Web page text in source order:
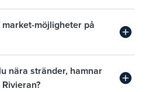
möjligheter på
nära stränder, hamnar